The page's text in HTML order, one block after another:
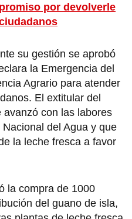
por devolverle
su gestión se aprobó
la Emergencia del
Agrario para atender
El extitular del
con las labores
del Agua y que
la leche fresca a favor
la compra de 1000
del guano de isla,